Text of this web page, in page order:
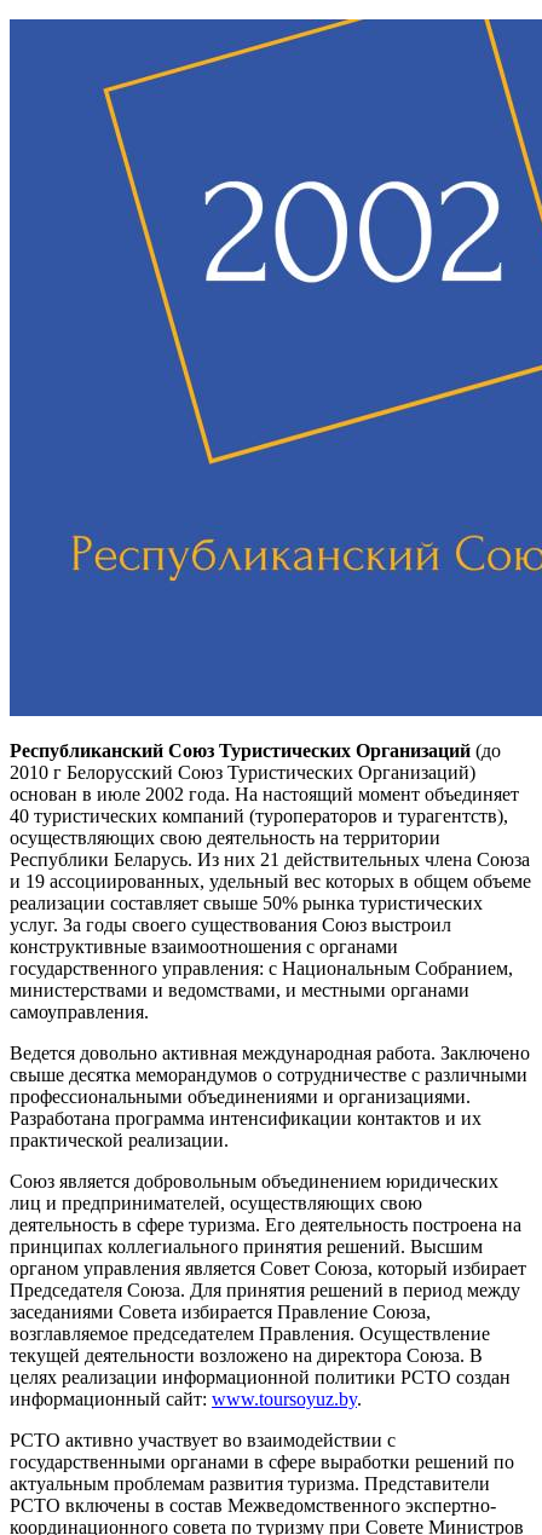
Республиканский Союз Туристических Организаций (до
2010 г Белорусский Союз Туристических Организаций)
основан в июле 2002 года. На настоящий момент объединяет
40 туристических компаний (туроператоров и турагентств),
осуществляющих свою деятельность на территории
Республики Беларусь. Из них 21 действительных члена Союза
и 19 ассоциированных, удельный вес которых в общем объеме
реализации составляет свыше 50% рынка туристических
услуг. За годы своего существования Союз выстроил
конструктивные взаимоотношения с органами
государственного управления: с Национальным Собранием,
министерствами и ведомствами, и местными органами
самоуправления.
Ведется довольно активная международная работа. Заключено
свыше десятка меморандумов о сотрудничестве с различными
профессиональными объединениями и организациями.
Разработана программа интенсификации контактов и их
практической реализации.
Союз является добровольным объединением юридических
лиц и предпринимателей, осуществляющих свою
деятельность в сфере туризма. Его деятельность построена на
принципах коллегиального принятия решений. Высшим
органом управления является Совет Союза, который избирает
Председателя Союза. Для принятия решений в период между
заседаниями Совета избирается Правление Союза,
возглавляемое председателем Правления. Осуществление
текущей деятельности возложено на директора Союза. В
целях реализации информационной политики РСТО создан
информационный сайт: www.toursoyuz.by.
РСТО активно участвует во взаимодействии с
государственными органами в сфере выработки решений по
актуальным проблемам развития туризма. Представители
РСТО включены в состав Межведомственного экспертно-
координационного совета по туризму при Совете Министров